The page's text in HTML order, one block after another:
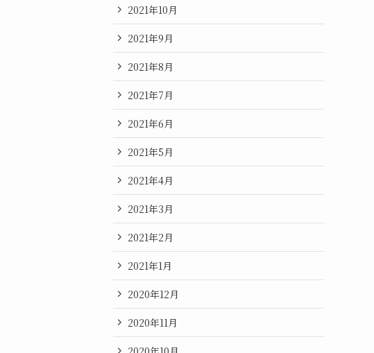
2021年10月
2021年9月
2021年8月
2021年7月
2021年6月
2021年5月
2021年4月
2021年3月
2021年2月
2021年1月
2020年12月
2020年11月